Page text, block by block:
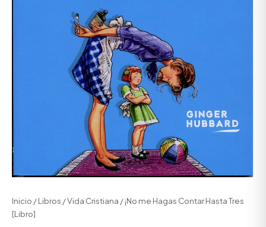
Inicio /Libros /Vida Cristiana / ¡No me Hagas Contar Hasta Tres
[Libro]